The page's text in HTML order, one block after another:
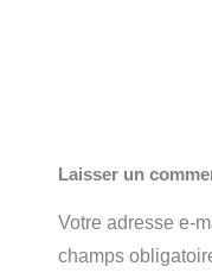
Laisser un
Votre adresse e-
champs